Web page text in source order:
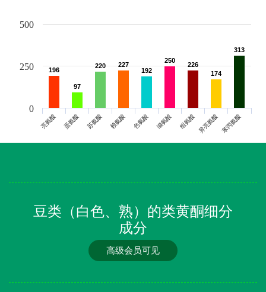
196
196
97
97
220
220 227
227
192
192
250
250
226
226
174
174
313
313
亮氨酸 蛋氨酸 苏氨酸 赖氨酸 色氨酸 缬氨酸 组氨酸 异亮氨酸苯丙氨酸
0
250
500
豆类（白色、熟）的类黄酮细分
成分
高级会员可见